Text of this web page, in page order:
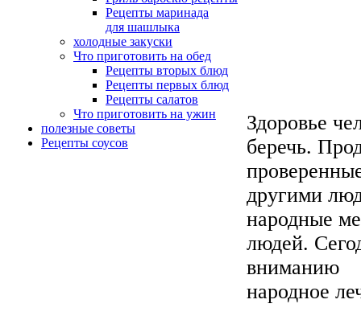
Рецепты маринада
для шашлыка
холодные закуски
Что приготовить на обед
Рецепты вторых блюд
Рецепты первых блюд
Рецепты салатов
Что приготовить на ужин
полезные советы
Рецепты соусов
Здоровье
беречь.
другими
народные
людей.
вниманию
народное